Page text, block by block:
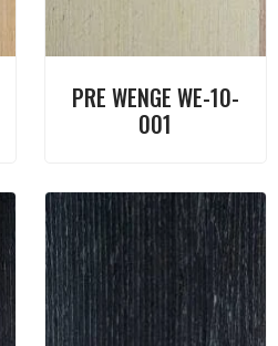
PRE WENGE WE-10-
001